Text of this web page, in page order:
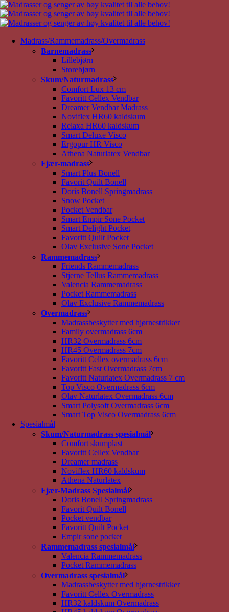
Madrass/Rammemadrass/Overmadrass
Barnemadrass
Lillebjørn
Storebjørn
Skum/Naturmadrass
Comfort Lux 13 cm
Favoritt Cellex Vendbar
Dreamer Vendbar Madrass
Noviflex HR60 kaldskum
Relaxa HR60 kaldskum
Smart Deluxe Visco
Ergopur HR Visco
Athena Naturlatex Vendbar
Fjær-madrass
Smart Plus Bonell
Favorit Quilt Bonell
Doris Bonell Springmadrass
Snow Pocket
Pocket Vendbar
Smart Empir Sone Pocket
Smart Delight Pocket
Favoritt Quilt Pocket
Olav Exclusive Sone Pocket
Rammemadrass
Friends Rammemadrass
Stjerne Tellus Rammemadrass
Valencia Rammemadrass
Pocket Rammemadrass
Olav Exclusive Rammemadrass
Overmadrass
Madrassbeskytter med hjørnestrikker
Family overmadrass 6cm
HR32 Overmadrass 6cm
HR45 Overmadrass 7cm
Favoritt Cellex overmadrass 6cm
Favoritt Fast Overmadrass 7cm
Favoritt Naturlatex Overmadrass 7 cm
Top Visco Overmadrass 6cm
Olav Naturlatex Overmadrass 6cm
Smart Polysoft Overmadrass 6cm
Smart Top Visco Overmadrass 6cm
Spesialmål
Skum/Naturmadrass spesialmål
Comfort skumplast
Favoritt Cellex Vendbar
Dreamer madrass
Noviflex HR60 kaldskum
Athena Naturlatex
Fjær-Madrass Spesialmål
Doris Bonell Springmadrass
Favorit Quilt Bonell
Pocket vendbar
Favoritt Quilt Pocket
Empir sone pocket
Rammemadrass spesialmål
Valencia Rammemadrass
Pocket Rammemadrass
Overmadrass spesialmål
Madrassbeskytter med hjørnestrikker
Favoritt Cellex Overmadrass
HR32 kaldskum Overmadrass